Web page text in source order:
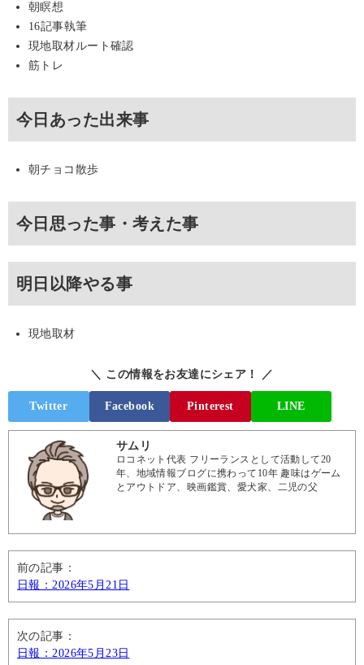
朝瞑想
16記事執筆
現地取材ルート確認
筋トレ
今日あった出来事
朝チョコ散歩
今日思った事・考えた事
明日以降やる事
現地取材
＼ この情報をお友達にシェア！ ／
Twitter Facebook Pinterest LINE
サムリ
ロコネット代表 フリーランスとして活動して20
年、地域情報ブログに携わって10年 趣味はゲーム
とアウトドア、映画鑑賞、愛犬家、二児の父
前の記事：
日報：2026年5月21日
次の記事：
日報：2026年5月23日